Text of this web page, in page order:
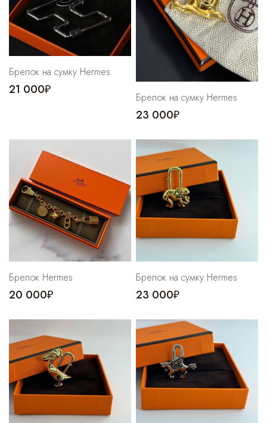
Брелок на сумку Hermes
21 000₽
Брелок на сумку Hermes
23 000₽
Брелок Hermes
20 000₽
Брелок на сумку Hermes
23 000₽